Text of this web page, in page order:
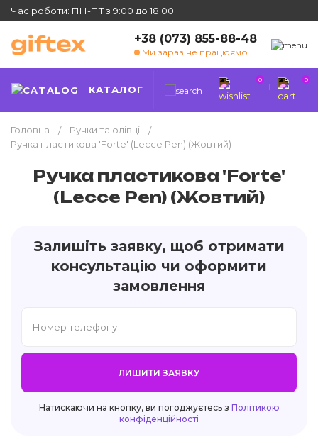
Час роботи: ПН-ПТ з 9:00 до 18:00
+38 (073) 855-88-48
Ми зараз не працюємо
КАТАЛОГ
0 0
Головна
Ручки та олівці
Ручка пластикова 'Forte' (Lecce Pen) (Жовтий)
Ручка пластикова 'Forte'
(Lecce Pen) (Жовтий)
Залишіть заявку, щоб отримати
консультацію чи оформити
замовлення
ЛИШИТИ ЗАЯВКУ
Натискаючи на кнопку, ви погоджуєтесь з Політикою
конфіденційності